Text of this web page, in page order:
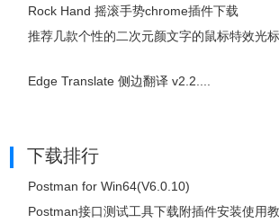
Rock Hand 摇滚手势chrome插件下载
推荐几款个性的二次元颜文字的鼠标特效光
Edge Translate 侧边翻译 v2.2....
下载排行
Postman for Win64(V6.0.10)
Postman接口测试工具下载附插件安装使用